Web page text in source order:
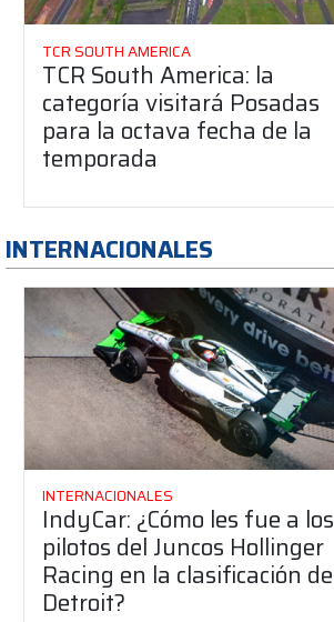
TCR SOUTH AMERICA
TCR South America: la
categoría visitará Posadas
para la octava fecha de la
temporada
INTERNACIONALES
INTERNACIONALES
IndyCar: ¿Cómo les fue a los
pilotos del Juncos Hollinger
Racing en la clasificación de
Detroit?